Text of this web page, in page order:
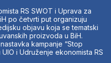
RS SWOT i Uprava za
po četvrti put organizuju
objavu koja se tematski
proizvoda u BiH.
kampanje “Stop
i Udruženje ekonomista RS